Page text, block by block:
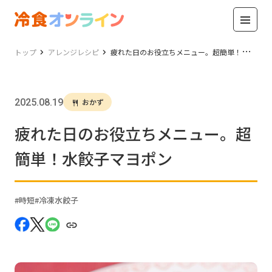
トップ アレンジレシピ 疲れた日のお役立ちメニュー。超簡単！水餃子マヨポン
2025.08.19 おかず
疲れた日のお役立ちメニュー。超
簡単！水餃子マヨポン
時短 冷凍水餃子